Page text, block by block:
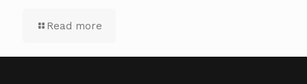
Read more